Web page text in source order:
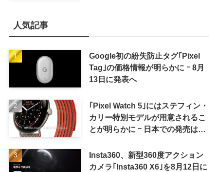
人気記事
Google初の紛失防止タグ｢Pixel
Tag｣の価格情報が明らかに ｰ 8月
13日に発表へ
｢Pixel Watch 5｣にはステフィン・
カリー特別モデルが用意されるこ
とが明らかに ｰ 日本での発売は期
Insta360、新型360度アクション
カメラ｢Insta360 X6｣を8月12日に